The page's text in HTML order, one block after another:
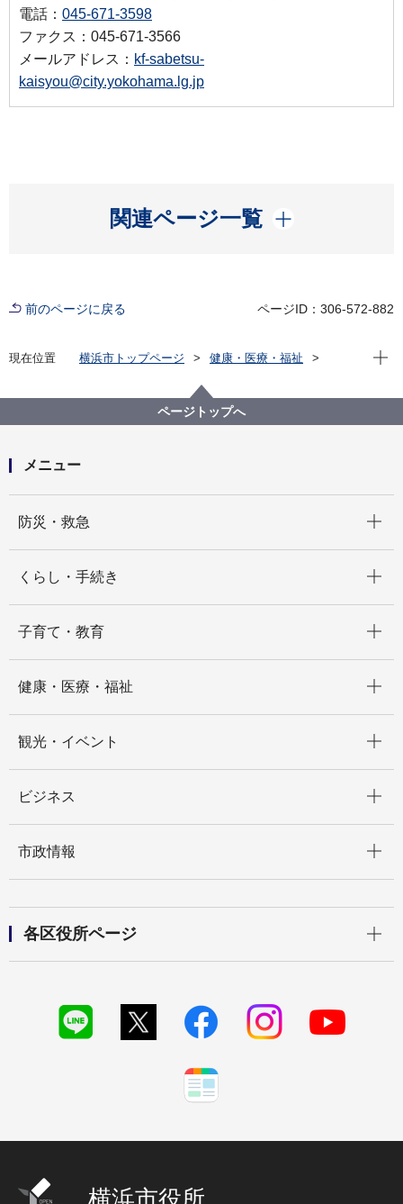
電話： 045-671-3598
ファクス：045-671-3566
メールアドレス： kf-sabetsu-
kaisyou@city.yokohama.lg.jp
関連ページ一覧
開く
前のページに戻る ページID：306-572-882
現在位置 横浜市トップページ
健康・医療・福祉
障害者差別解消法への対応
精神障害
（障害者差別事例7）精神障害 その他
現在
ページトップへ
メニュー
防災・救急
くらし・手続き
子育て・教育
健康・医療・福祉
観光・イベント
ビジネス
市政情報
各区役所ページ